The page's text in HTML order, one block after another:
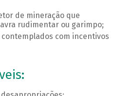
de mineração que
rudimentar ou garimpo;
com incentivos